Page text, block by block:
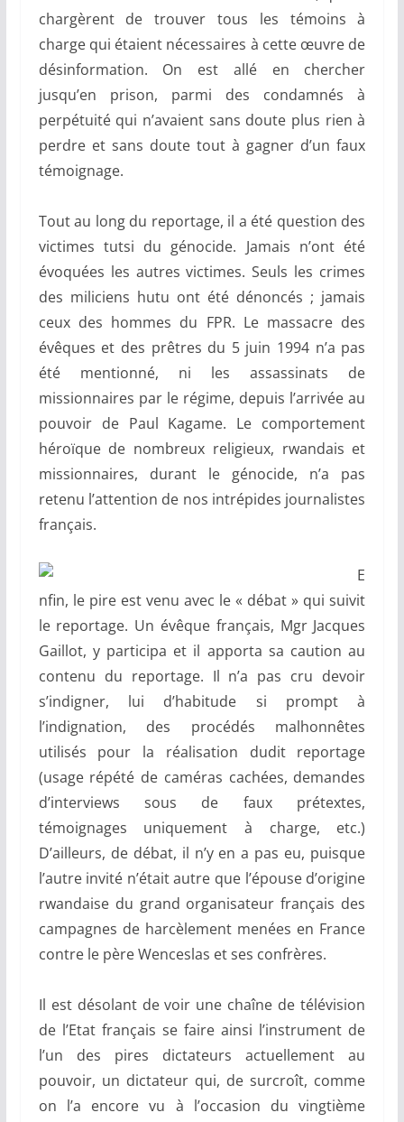
chargèrent de trouver tous les témoins à
charge qui étaient nécessaires à cette œuvre de
désinformation. On est allé en chercher
jusqu’en prison, parmi des condamnés à
perpétuité qui n’avaient sans doute plus rien à
perdre et sans doute tout à gagner d’un faux
témoignage.
Tout au long du reportage, il a été question des
victimes tutsi du génocide. Jamais n’ont été
évoquées les autres victimes. Seuls les crimes
des miliciens hutu ont été dénoncés ; jamais
ceux des hommes du FPR. Le massacre des
évêques et des prêtres du 5 juin 1994 n’a pas
été mentionné, ni les assassinats de
missionnaires par le régime, depuis l’arrivée au
pouvoir de Paul Kagame. Le comportement
héroïque de nombreux religieux, rwandais et
missionnaires, durant le génocide, n’a pas
retenu l’attention de nos intrépides journalistes
français.
E
nfin, le pire est venu avec le « débat » qui suivit
le reportage. Un évêque français, Mgr Jacques
Gaillot, y participa et il apporta sa caution au
contenu du reportage. Il n’a pas cru devoir
s’indigner, lui d’habitude si prompt à
l’indignation, des procédés malhonnêtes
utilisés pour la réalisation dudit reportage
(usage répété de caméras cachées, demandes
d’interviews sous de faux prétextes,
témoignages uniquement à charge, etc.)
D’ailleurs, de débat, il n’y en a pas eu, puisque
l’autre invité n’était autre que l’épouse d’origine
rwandaise du grand organisateur français des
campagnes de harcèlement menées en France
contre le père Wenceslas et ses confrères.
Il est désolant de voir une chaîne de télévision
de l’Etat français se faire ainsi l’instrument de
l’un des pires dictateurs actuellement au
pouvoir, un dictateur qui, de surcroît, comme
on l’a encore vu à l’occasion du vingtième